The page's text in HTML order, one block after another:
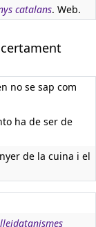
catalans. Web.
no se sap com
ha de ser de
de la cuina i el